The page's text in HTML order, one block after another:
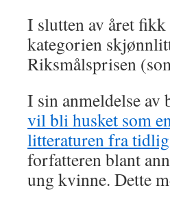
I slutten av året fikk
kategorien
Riksmålsprisen
I sin anmeldelse av
vil bli husket som
litteraturen fra
forfatteren blant
ung kvinne. Dette